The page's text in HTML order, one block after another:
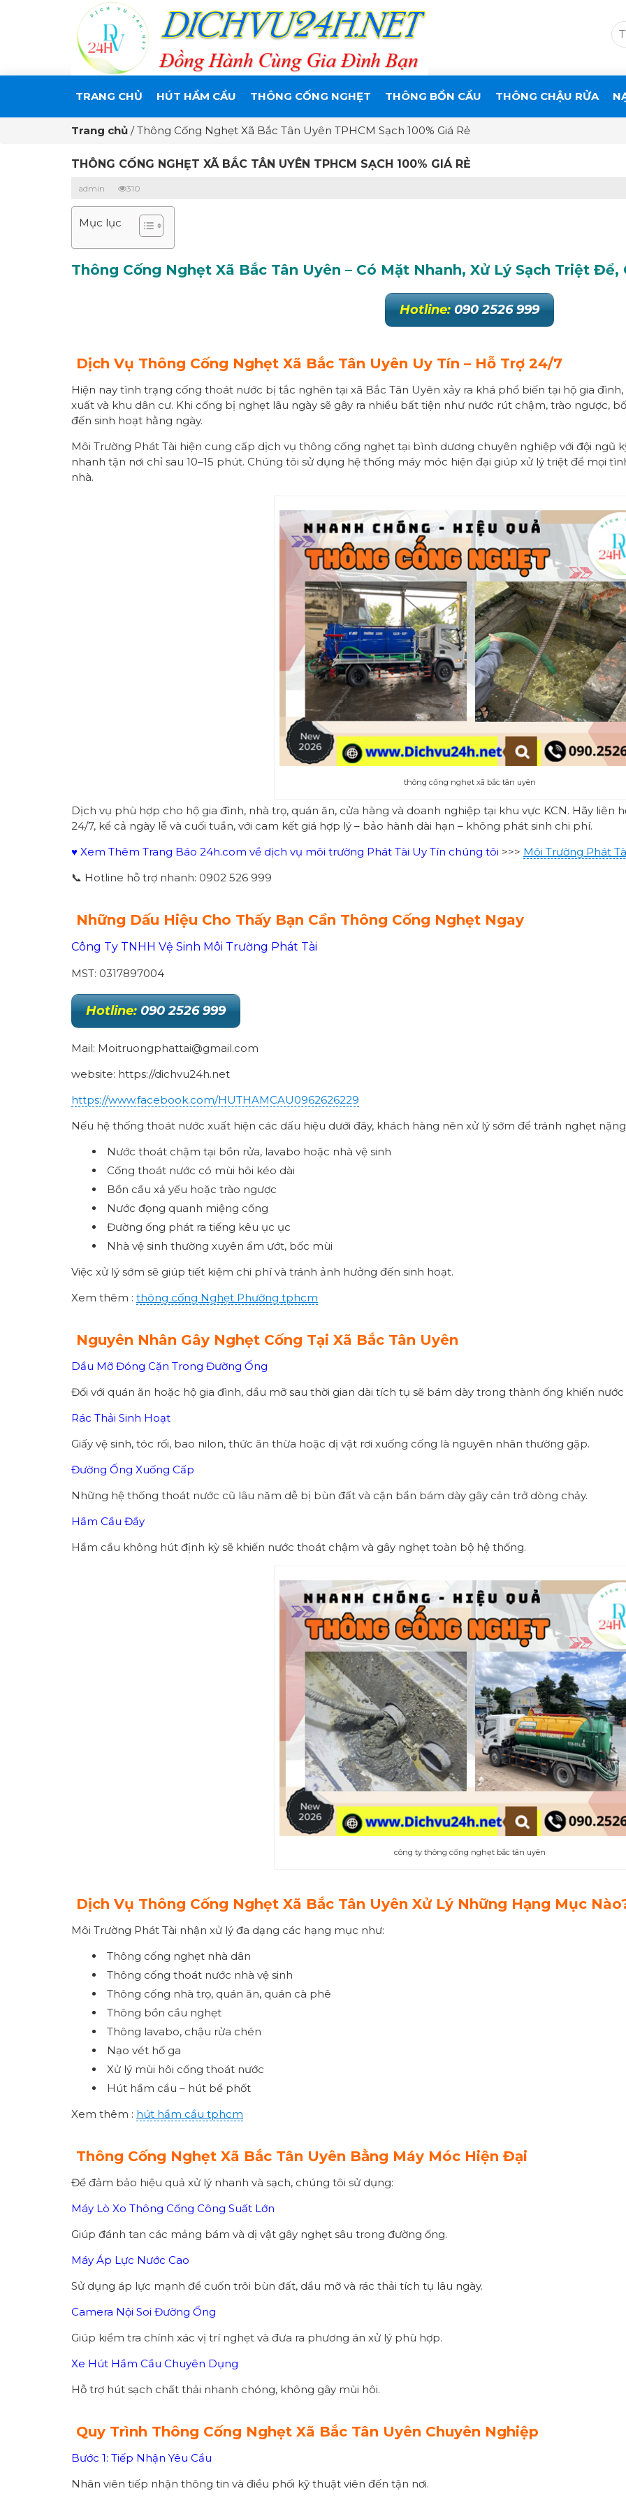
TRANG CHỦ HÚT HẦM CẦU THÔNG CỐNG NGHẸT THÔNG BỒN CẦU THÔNG CHẬU RỬA
Trang chủ /Thông Cống Nghẹt Xã Bắc Tân Uyên TPHCM Sạch 100% Giá Rẻ
THÔNG CỐNG NGHẸT XÃ BẮC TÂN UYÊN TPHCM SẠCH 100% GIÁ RẺ
admin 310
Mục lục
Thông Cống Nghẹt Xã Bắc Tân Uyên – Có Mặt Nhanh, Xử Lý Sạch Triệt Để,
Hotline: 090 2526 999
Dịch Vụ Thông Cống Nghẹt Xã Bắc Tân Uyên Uy Tín – Hỗ Trợ 24/7
Hiện nay tình trạng cống thoát nước bị tắc nghẽn tại xã Bắc Tân Uyên xảy ra khá phổ biến tại hộ gia
xuất và khu dân cư. Khi cống bị nghẹt lâu ngày sẽ gây ra nhiều bất tiện như nước rút chậm, trào ngược,
đến sinh hoạt hằng ngày.
Môi Trường Phát Tài hiện cung cấp dịch vụ thông cống nghẹt tại bình dương chuyên nghiệp với đội ngũ
nhanh tận nơi chỉ sau 10–15 phút. Chúng tôi sử dụng hệ thống máy móc hiện đại giúp xử lý triệt để mọi
nhà.
thông cống nghẹt xã bắc tân uyên
Dịch vụ phù hợp cho hộ gia đình, nhà trọ, quán ăn, cửa hàng và doanh nghiệp tại khu vực KCN. Hãy liên
24/7, kể cả ngày lễ và cuối tuần, với cam kết giá hợp lý – bảo hành dài hạn – không phát sinh chi phí.
♥ Xem Thêm Trang Báo 24h.com về dịch vụ môi trường Phát Tài Uy Tín chúng tôi >>> Môi Trường Phát
📞 Hotline hỗ trợ nhanh: 0902 526 999
Những Dấu Hiệu Cho Thấy Bạn Cần Thông Cống Nghẹt Ngay
Công Ty TNHH Vệ Sinh Môi Trường Phát Tài
MST: 0317897004
Hotline: 090 2526 999
Mail: Moitruongphattai@gmail.com
website: https://dichvu24h.net
https://www.facebook.com/HUTHAMCAU0962626229
Nếu hệ thống thoát nước xuất hiện các dấu hiệu dưới đây, khách hàng nên xử lý sớm để tránh nghẹt
Nước thoát chậm tại bồn rửa, lavabo hoặc nhà vệ sinh
Cống thoát nước có mùi hôi kéo dài
Bồn cầu xả yếu hoặc trào ngược
Nước đọng quanh miệng cống
Đường ống phát ra tiếng kêu ục ục
Nhà vệ sinh thường xuyên ẩm ướt, bốc mùi
Việc xử lý sớm sẽ giúp tiết kiệm chi phí và tránh ảnh hưởng đến sinh hoạt.
Xem thêm : thông cống Nghẹt Phường tphcm
Nguyên Nhân Gây Nghẹt Cống Tại Xã Bắc Tân Uyên
Dầu Mỡ Đóng Cặn Trong Đường Ống
Đối với quán ăn hoặc hộ gia đình, dầu mỡ sau thời gian dài tích tụ sẽ bám dày trong thành ống khiến
Rác Thải Sinh Hoạt
Giấy vệ sinh, tóc rối, bao nilon, thức ăn thừa hoặc dị vật rơi xuống cống là nguyên nhân thường gặp.
Đường Ống Xuống Cấp
Những hệ thống thoát nước cũ lâu năm dễ bị bùn đất và cặn bẩn bám dày gây cản trở dòng chảy.
Hầm Cầu Đầy
Hầm cầu không hút định kỳ sẽ khiến nước thoát chậm và gây nghẹt toàn bộ hệ thống.
công ty thông cống nghẹt bắc tân uyên
Dịch Vụ Thông Cống Nghẹt Xã Bắc Tân Uyên Xử Lý Những Hạng Mục
Môi Trường Phát Tài nhận xử lý đa dạng các hạng mục như:
Thông cống nghẹt nhà dân
Thông cống thoát nước nhà vệ sinh
Thông cống nhà trọ, quán ăn, quán cà phê
Thông bồn cầu nghẹt
Thông lavabo, chậu rửa chén
Nạo vét hố ga
Xử lý mùi hôi cống thoát nước
Hút hầm cầu – hút bể phốt
Xem thêm : hút hầm cầu tphcm
Thông Cống Nghẹt Xã Bắc Tân Uyên Bằng Máy Móc Hiện Đại
Để đảm bảo hiệu quả xử lý nhanh và sạch, chúng tôi sử dụng:
Máy Lò Xo Thông Cống Công Suất Lớn
Giúp đánh tan các mảng bám và dị vật gây nghẹt sâu trong đường ống.
Máy Áp Lực Nước Cao
Sử dụng áp lực mạnh để cuốn trôi bùn đất, dầu mỡ và rác thải tích tụ lâu ngày.
Camera Nội Soi Đường Ống
Giúp kiểm tra chính xác vị trí nghẹt và đưa ra phương án xử lý phù hợp.
Xe Hút Hầm Cầu Chuyên Dụng
Hỗ trợ hút sạch chất thải nhanh chóng, không gây mùi hôi.
Quy Trình Thông Cống Nghẹt Xã Bắc Tân Uyên Chuyên Nghiệp
Bước 1: Tiếp Nhận Yêu Cầu
Nhân viên tiếp nhận thông tin và điều phối kỹ thuật viên đến tận nơi.